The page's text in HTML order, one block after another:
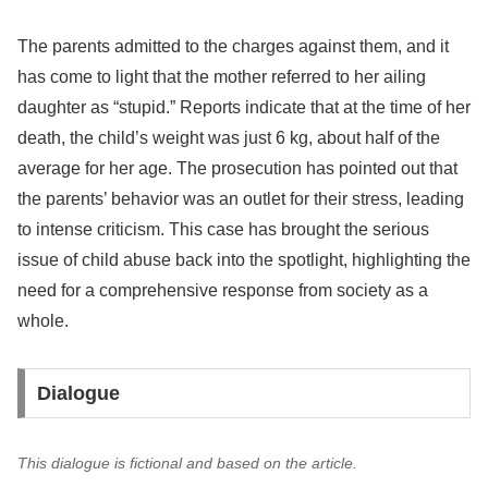
The parents admitted to the charges against them, and it
has come to light that the mother referred to her ailing
daughter as “stupid.” Reports indicate that at the time of her
death, the child’s weight was just 6 kg, about half of the
average for her age. The prosecution has pointed out that
the parents’ behavior was an outlet for their stress, leading
to intense criticism. This case has brought the serious
issue of child abuse back into the spotlight, highlighting the
need for a comprehensive response from society as a
whole.
Dialogue
This dialogue is fictional and based on the article.